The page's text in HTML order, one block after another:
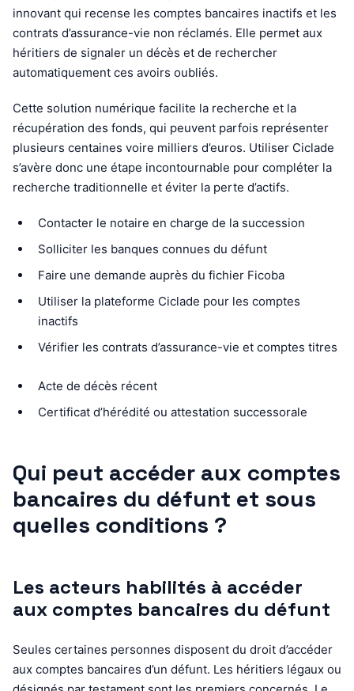
innovant qui recense les comptes bancaires inactifs et les
contrats d’assurance-vie non réclamés. Elle permet aux
héritiers de signaler un décès et de rechercher
automatiquement ces avoirs oubliés.
Cette solution numérique facilite la recherche et la
récupération des fonds, qui peuvent parfois représenter
plusieurs centaines voire milliers d’euros. Utiliser Ciclade
s’avère donc une étape incontournable pour compléter la
recherche traditionnelle et éviter la perte d’actifs.
Contacter le notaire en charge de la succession
Solliciter les banques connues du défunt
Faire une demande auprès du fichier Ficoba
Utiliser la plateforme Ciclade pour les comptes
inactifs
Vérifier les contrats d’assurance-vie et comptes titres
Acte de décès récent
Certificat d’hérédité ou attestation successorale
Qui peut accéder aux comptes
bancaires du défunt et sous
quelles conditions ?
Les acteurs habilités à accéder
aux comptes bancaires du défunt
Seules certaines personnes disposent du droit d’accéder
aux comptes bancaires d’un défunt. Les héritiers légaux ou